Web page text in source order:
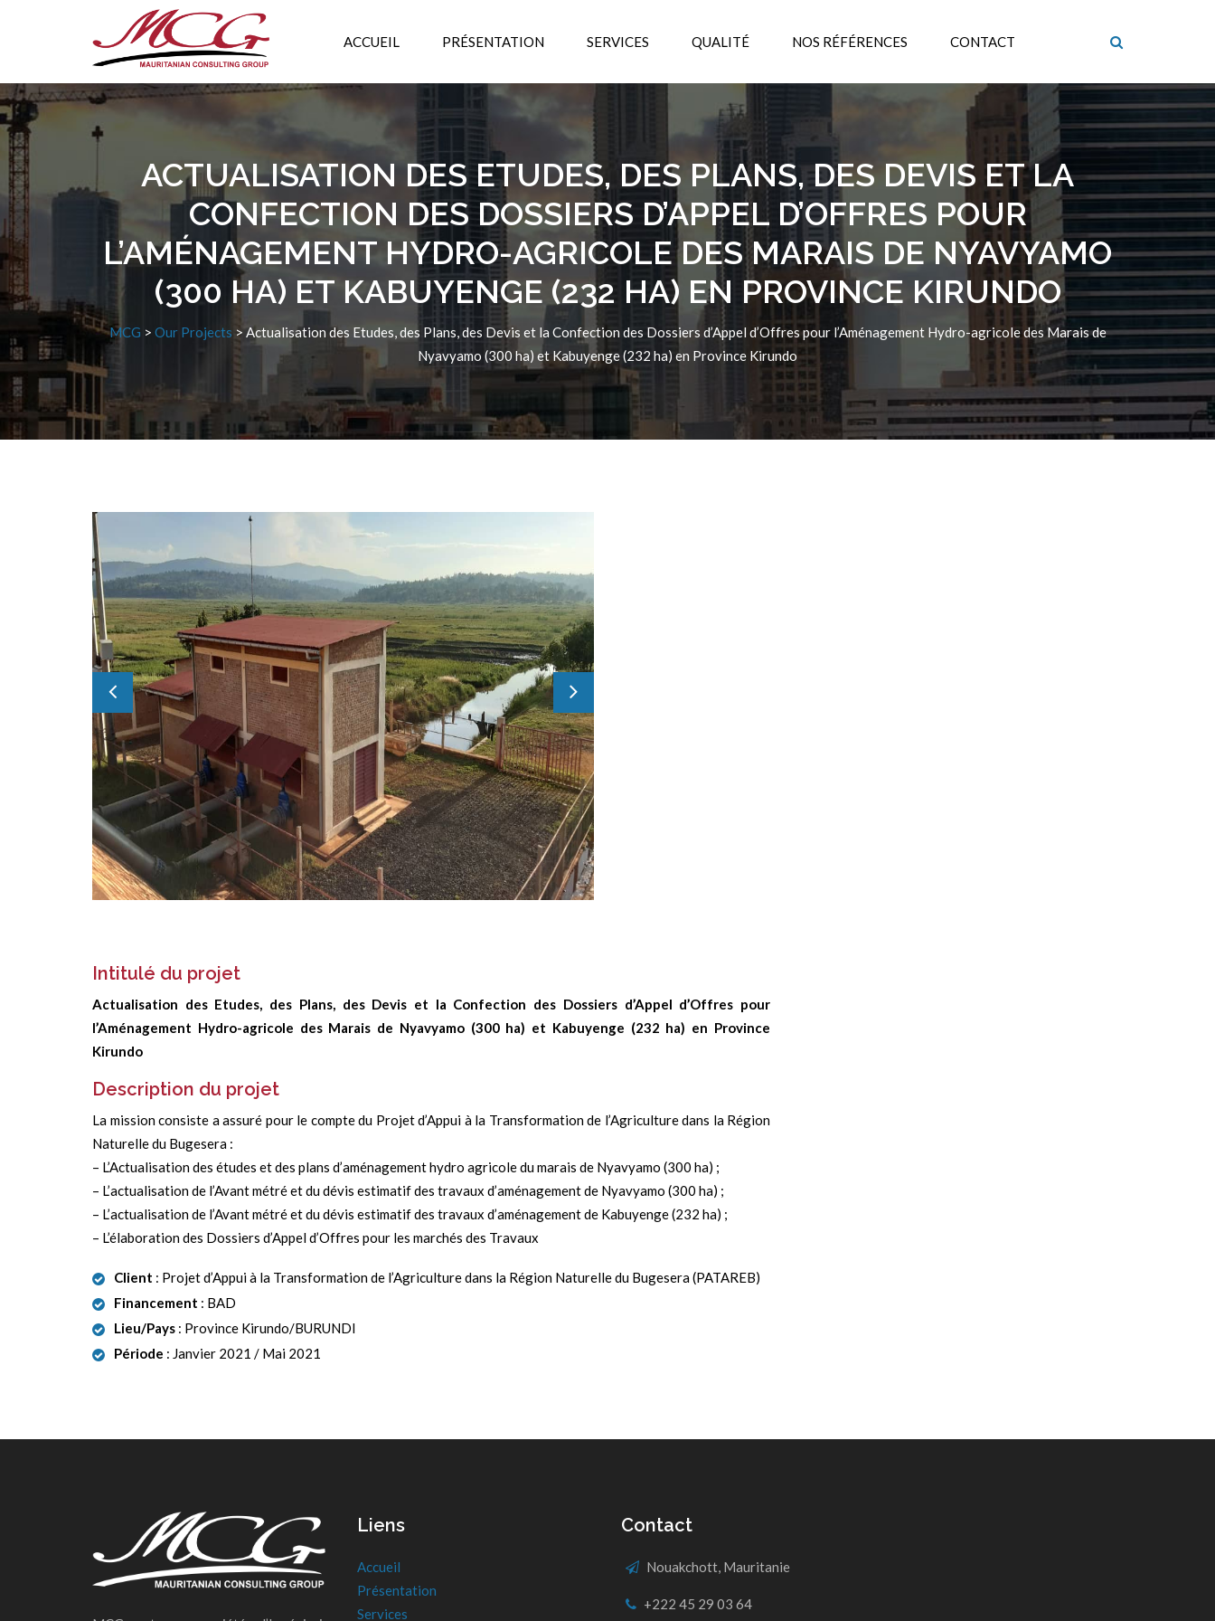
ACCUEIL PRÉSENTATION SERVICES QUALITÉ NOS RÉFÉRENCES CONTACT
ACTUALISATION DES ETUDES, DES PLANS, DES DEVIS ET LA
CONFECTION DES DOSSIERS D’APPEL D’OFFRES POUR
L’AMÉNAGEMENT HYDRO-AGRICOLE DES MARAIS DE NYAVYAMO
(300 HA) ET KABUYENGE (232 HA) EN PROVINCE KIRUNDO
MCG > Our Projects >Actualisation des Etudes, des Plans, des Devis et la Confection des Dossiers d’Appel d’Offres pour l’Aménagement Hydro-agricole des Marais de
Nyavyamo (300 ha) et Kabuyenge (232 ha) en Province Kirundo
Intitulé du projet
Actualisation des Etudes, des Plans, des Devis et la Confection des Dossiers d’Appel d’Offres pour
l’Aménagement Hydro-agricole des Marais de Nyavyamo (300 ha) et Kabuyenge (232 ha) en Province
Kirundo
Description du projet
La mission consiste a assuré pour le compte du Projet d’Appui à la Transformation de l’Agriculture dans la Région
Naturelle du Bugesera :
– L’Actualisation des études et des plans d’aménagement hydro agricole du marais de Nyavyamo (300 ha) ;
– L’actualisation de l’Avant métré et du dévis estimatif des travaux d’aménagement de Nyavyamo (300 ha) ;
– L’actualisation de l’Avant métré et du dévis estimatif des travaux d’aménagement de Kabuyenge (232 ha) ;
– L’élaboration des Dossiers d’Appel d’Offres pour les marchés des Travaux
Client : Projet d’Appui à la Transformation de l’Agriculture dans la Région Naturelle du Bugesera (PATAREB)
Financement : BAD
Lieu/Pays : Province Kirundo/BURUNDI
Période : Janvier 2021 / Mai 2021
Liens
Accueil
Présentation
Services
Contact
Nouakchott, Mauritanie
+222 45 29 03 64